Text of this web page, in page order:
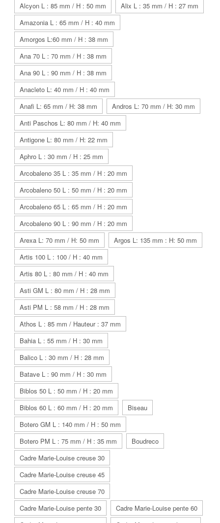
Alcyon L : 85 mm / H : 50 mm
Alix L : 35 mm / H : 27 mm
Amazonia L : 65 mm / H : 40 mm
Amorgos L:60 mm / H : 38 mm
Ana 70 L : 70 mm / H : 38 mm
Ana 90 L : 90 mm / H : 38 mm
Anacleto L: 40 mm / H : 40 mm
Anafi L: 65 mm / H: 38 mm
Andros L: 70 mm / H: 30 mm
Anti Paschos L: 80 mm / H: 40 mm
Antigone L: 80 mm / H: 22 mm
Aphro L : 30 mm / H : 25 mm
Arcobaleno 35 L : 35 mm / H : 20 mm
Arcobaleno 50 L : 50 mm / H : 20 mm
Arcobaleno 65 L : 65 mm / H : 20 mm
Arcobaleno 90 L : 90 mm / H : 20 mm
Arexa L: 70 mm / H: 50 mm
Argos L: 135 mm : H: 50 mm
Artis 100 L : 100 / H : 40 mm
Artis 80 L : 80 mm / H : 40 mm
Asti GM L : 80 mm / H : 28 mm
Asti PM L : 58 mm / H : 28 mm
Athos L : 85 mm / Hauteur : 37 mm
Bahia L : 55 mm / H : 30 mm
Balico L : 30 mm / H : 28 mm
Batave L : 90 mm / H : 30 mm
Biblos 50 L : 50 mm / H : 20 mm
Biblos 60 L : 60 mm / H : 20 mm
Biseau
Botero GM L : 140 mm / H : 50 mm
Botero PM L : 75 mm / H : 35 mm
Boudreco
Cadre Marie-Louise creuse 30
Cadre Marie-Louise creuse 45
Cadre Marie-Louise creuse 70
Cadre Marie-Louise pente 30
Cadre Marie-Louise pente 60